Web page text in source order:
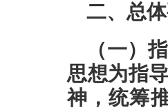
二、总
（一）
思想为指
神，统筹